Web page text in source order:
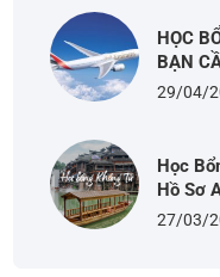
HỌC
BẠN
29/04/
Học
Hồ Sơ
27/03/